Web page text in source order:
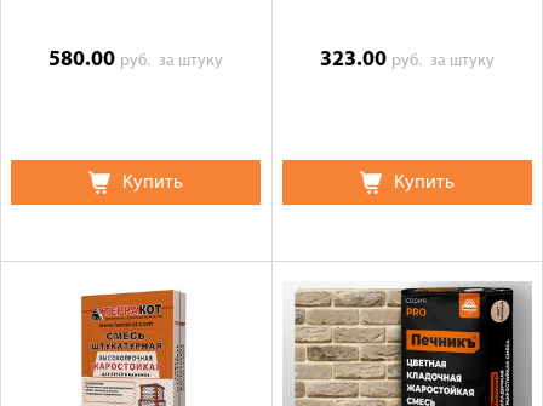
580.00 руб.за штуку
Купить
323.00 руб. за штуку
Купить